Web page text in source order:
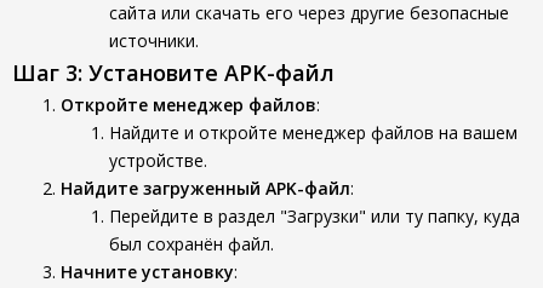
сайта или скачать его через другие безопасные
источники.
Шаг 3: Установите APK-файл
Откройте менеджер файлов:
Найдите и откройте менеджер файлов на вашем
устройстве.
Найдите загруженный APK-файл:
Перейдите в раздел "Загрузки" или ту папку, куда
был сохранён файл.
Начните установку: